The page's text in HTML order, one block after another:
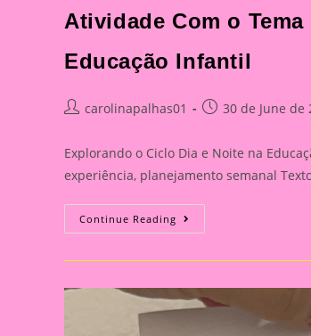
Atividade Com o
Educação Infantil
Postcarolinapalhas01
Post30 de June de
Explorando o Ciclo Dia e Noite na
experiência, planejamento semanal
Continue Reading Atividade
Com
Tema
Noite|Explorando
O